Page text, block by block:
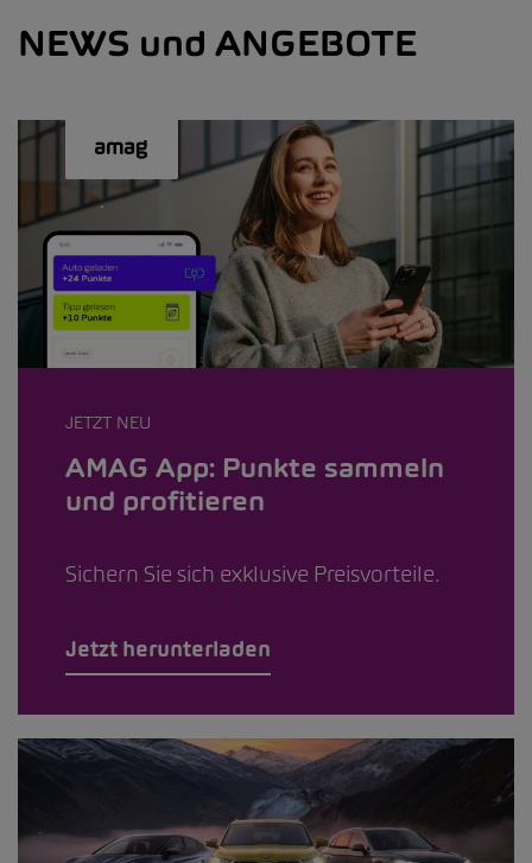
NEWS und ANGEBOTE
JETZT NEU
AMAG App: Punkte sammeln
und profitieren
Sichern Sie sich exklusive Preisvorteile.
Jetzt herunterladen